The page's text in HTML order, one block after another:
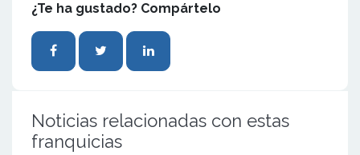
¿Te ha gustado? Compártelo
Noticias relacionadas con estas
franquicias